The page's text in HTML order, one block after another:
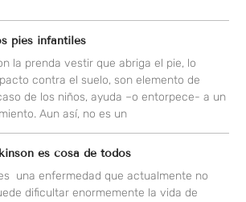
pies infantiles
la prenda vestir que abriga el pie, lo
contra el suelo, son elemento de
de los niños, ayuda –o entorpece- a un
Aun así, no es un
es cosa de todos
una enfermedad que actualmente no
dificultar enormemente la vida de